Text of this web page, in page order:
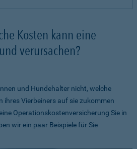
Kosten kann eine
verursachen?
und Hundehalter nicht, welche
ihres Vierbeiners auf sie zukommen
Operationskostenversicherung Sie in
wir ein paar Beispiele für Sie